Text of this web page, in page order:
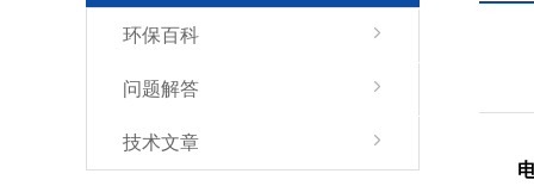
环保百科
问题解答
技术文章